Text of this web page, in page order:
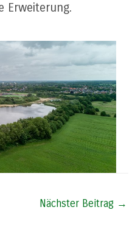
Erweiterung.
Nächster Beitrag →